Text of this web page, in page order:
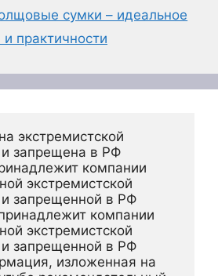
сумки – идеальное
практичности
экстремистской
и запрещена в РФ
компании
экстремистской
и запрещенной в РФ
компании
экстремистской
и запрещенной в РФ
изложенная на